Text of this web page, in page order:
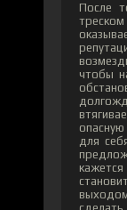
После
чтобы
для